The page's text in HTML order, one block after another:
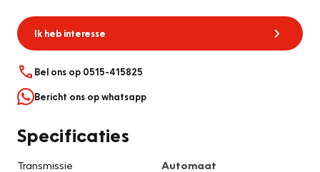
Ik heb interesse
Bel ons op 0515-415825
Bericht ons op whatsapp
Specificaties
Transmissie
Automaat